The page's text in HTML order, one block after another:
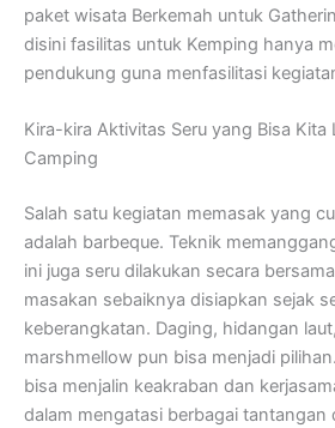
paket wisata Berkemah untuk
disini fasilitas untuk Kemping hanya
pendukung guna menfasilitasi
Kira-kira Aktivitas Seru yang Bisa Kita
Camping
Salah satu kegiatan memasak yang
adalah barbeque. Teknik
ini juga seru dilakukan secara
masakan sebaiknya disiapkan sejak
keberangkatan. Daging, hidangan
marshmellow pun bisa menjadi
bisa menjalin keakraban dan
dalam mengatasi berbagai tantangan